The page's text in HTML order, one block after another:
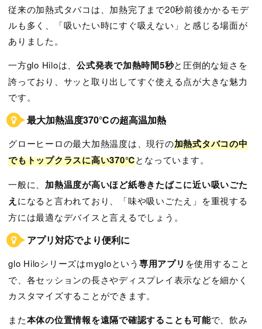
従来の加熱式タバコは、加熱完了まで20秒前後かかるモデ
ルも多く、「吸いたい時にすぐ吸えない」と感じる場面が
ありました。
一方glo Hiloは、公式発表で加熱時間5秒と圧倒的な短さを
誇っており、サッと取り出してすぐ使える点が大きな魅力
です。
最大加熱温度370℃の超高温加熱
グローヒーロの最大加熱温度は、現行の加熱式タバコの中
でもトップクラスに高い370℃となっています。
一般に、 加熱温度が高いほど紙巻きたばこに近い吸いごた
え になると言われており、「味や吸いごたえ」を重視する
方には最適なデバイスと言えるでしょう。
アプリ対応でより便利に
glo Hiloシリーズはmygloという 専用アプリ を使用すること
で、各セッションの長さやディスプレイ表示などを細かく
カスタマイズすることができます。
また本体の位置情報を遠隔で確認することも可能で、飲み